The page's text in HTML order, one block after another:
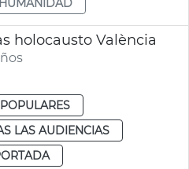
holocausto València
LAS AUDIENCIAS